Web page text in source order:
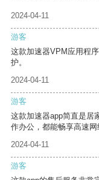
2024-04-11
游客
这款加速器VPM应用程
护。
2024-04-11
游客
这款加速器app简直是居
作办公，都能畅享高速网
2024-04-11
游客